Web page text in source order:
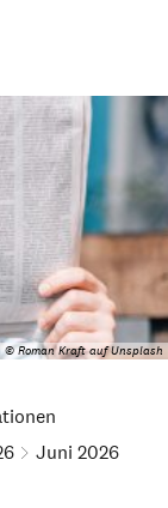
© Roman Kraft auf Unsplash
Juni 2026